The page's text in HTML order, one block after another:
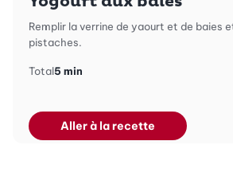
Remplir la verrine de yaourt et de baies
pistaches.
Total5 min
Aller à la recette